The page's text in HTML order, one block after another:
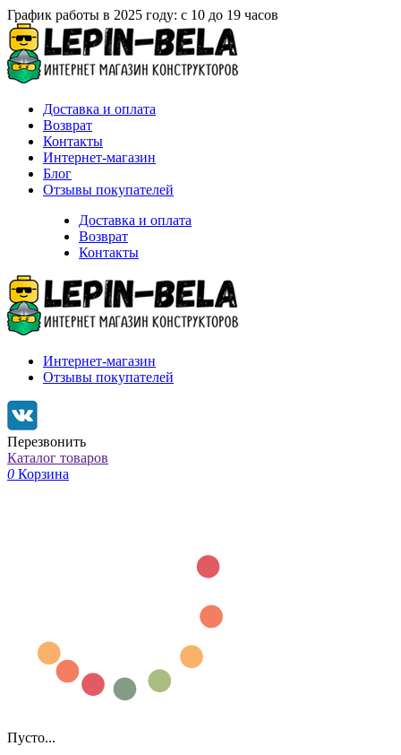
График работы в 2025 году: с 10 до 19 часов
Доставка и оплата
Возврат
Контакты
Интернет-магазин
Блог
Отзывы покупателей
Доставка и оплата
Возврат
Контакты
Интернет-магазин
Отзывы покупателей
Перезвонить
Каталог товаров
0 Корзина
Пусто...